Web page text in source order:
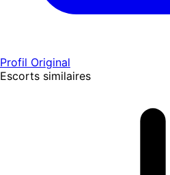
Profil Original
Escorts similaires